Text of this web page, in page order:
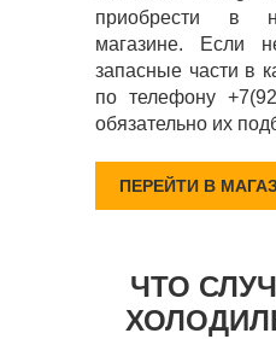
приобрести в
магазине. Если
запасные части в
по телефону
обязательно их
ПЕРЕЙТИ В
ЧТО